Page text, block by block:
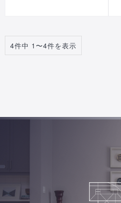
4件中 1〜4件を表示